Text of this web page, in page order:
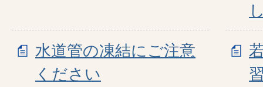
水道管の凍結にご注意
ください